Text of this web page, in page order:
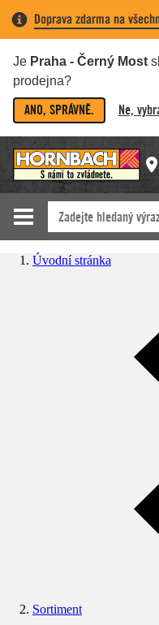
Doprava zdarma na
Je Praha - Černý Most
prodejna?
ANO, SPRÁVNĚ. Ne,
Úvodní stránka
Sortiment